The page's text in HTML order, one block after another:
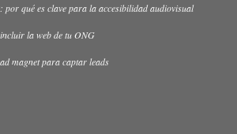
qué es clave para la accesibilidad audiovisual
la web de tu ONG
magnet para captar leads